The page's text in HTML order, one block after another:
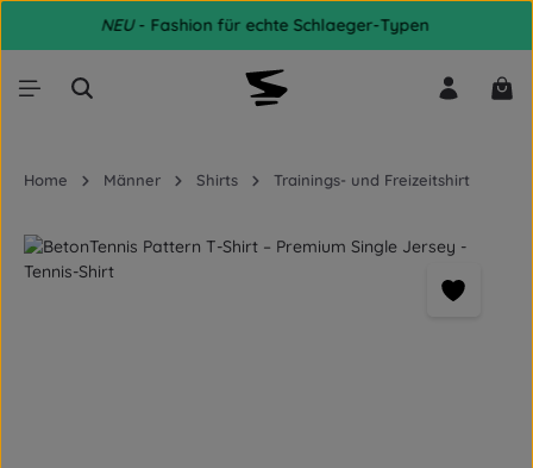
Zum Hauptinhalt springen
NEU- Fashion für echte Schlaeger-Typen
Home Männer Shirts Trainings- und Freizeitshirt
Bildergalerie überspringen